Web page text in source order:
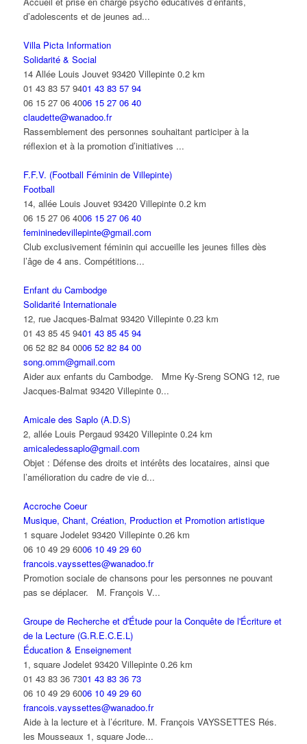
d’adolescents et de jeunes ad...
Villa Picta Information
Solidarité & Social
14 Allée Louis Jouvet 93420 Villepinte 0.2 km
01 43 83 57 9401 43 83 57 94
06 15 27 06 4006 15 27 06 40
claudette@wanadoo.fr
Rassemblement des personnes souhaitant participer à la
réflexion et à la promotion d’initiatives ...
F.F.V. (Football Féminin de Villepinte)
Football
14, allée Louis Jouvet 93420 Villepinte 0.2 km
06 15 27 06 4006 15 27 06 40
femininedevillepinte@gmail.com
Club exclusivement féminin qui accueille les jeunes filles dès
l’âge de 4 ans. Compétitions...
Enfant du Cambodge
Solidarité Internationale
12, rue Jacques-Balmat 93420 Villepinte 0.23 km
01 43 85 45 9401 43 85 45 94
06 52 82 84 0006 52 82 84 00
song.omm@gmail.com
Aider aux enfants du Cambodge. Mme Ky-Sreng SONG 12, rue
Jacques-Balmat 93420 Villepinte 0...
Amicale des Saplo (A.D.S)
2, allée Louis Pergaud 93420 Villepinte 0.24 km
amicaledessaplo@gmail.com
Objet : Défense des droits et intérêts des locataires, ainsi que
l’amélioration du cadre de vie d...
Accroche Coeur
Musique, Chant, Création, Production et Promotion artistique
1 square Jodelet 93420 Villepinte 0.26 km
06 10 49 29 6006 10 49 29 60
francois.vayssettes@wanadoo.fr
Promotion sociale de chansons pour les personnes ne pouvant
pas se déplacer. M. François V...
Groupe de Recherche et d'Étude pour la Conquête de l'Écriture et
de la Lecture (G.R.E.C.E.L)
Éducation & Enseignement
1, square Jodelet 93420 Villepinte 0.26 km
01 43 83 36 7301 43 83 36 73
06 10 49 29 6006 10 49 29 60
francois.vayssettes@wanadoo.fr
Aide à la lecture et à l’écriture. M. François VAYSSETTES Rés.
les Mousseaux 1, square Jode...